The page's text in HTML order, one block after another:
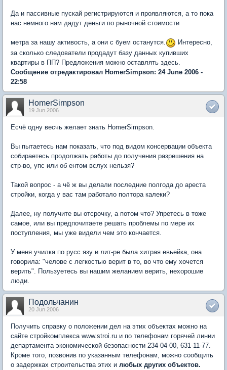
Да и пассивные пускай регистрируются и проявляются, а то пока
нас немного нам дадут деньги по рыночной стоимости
метра за нашу активость, а они с буем останутся.
Интересно,
за сколько следователи продадут базу данных купивших
квартиры в ПП? Предложения можно оставлять здесь.
Сообщение отредактировал HomerSimpson: 24 June 2006 -
22:58
HomerSimpson
19 Jun 2006
Есчё одну весчь желает знать HomerSimpson.
Вы пытаетесь нам показать, что под видом консервации объекта
собираетесь продолжать работы до получения разрешения на
стр-во, упс или об ентом вслух нельзя?
Такой вопрос - а чё ж вы делали последние полгода до ареста
стройки, когда у вас там работало полтора калеки?
Далее, ну получите вы отсрочку, а потом что? Упретесь в тоже
самое, или вы предпочитаете решать проблемы по мере их
поступления, мы уже видели чем это кончается.
У меня училка по русс.язу и лит-ре была хитрая евьейка, она
говорила: "челове с легкостью верит в то, во что ему хочется
верить". Пользуетесь вы нашим желанием верить, нехорошие
люди.
Подольчанин
20 Jun 2006
Получить справку о положении дел на этих объектах можно на
сайте стройкомплекса www.stroi.ru и по телефонам горячей линии
департамента экономической безопасности 234-04-00, 631-11-77.
Кроме того, позвонив по указанным телефонам, можно сообщить
о задержках строительства этих и любых других объектов.